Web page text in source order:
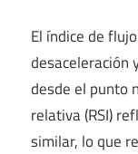
El índice de
desaceleración
desde el punto
relativa (RSI)
similar, lo que